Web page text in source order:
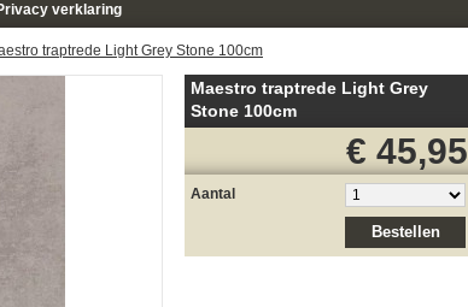
verklaring
traptrede Light Grey Stone 100cm
Maestro traptrede Light Grey
Stone 100cm
€ 45,95
Aantal
Bestellen